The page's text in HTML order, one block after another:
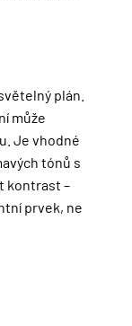
plán.
může
Je vhodné
tónů s
kontrast –
prvek, ne